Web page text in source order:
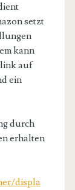
setzt
kann
auf
ein
durch
erhalten
displa